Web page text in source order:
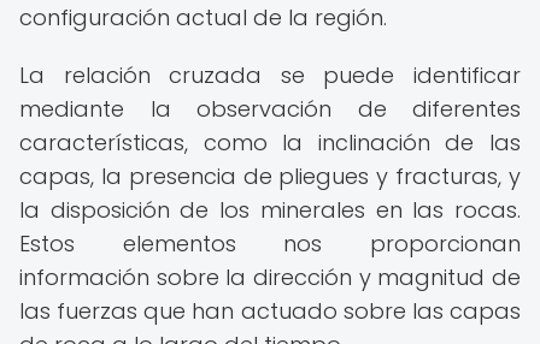
configuración actual de la región.
La relación cruzada se puede identificar
mediante la observación de diferentes
características, como la inclinación de las
capas, la presencia de pliegues y fracturas, y
la disposición de los minerales en las rocas.
Estos elementos nos proporcionan
información sobre la dirección y magnitud de
las fuerzas que han actuado sobre las capas